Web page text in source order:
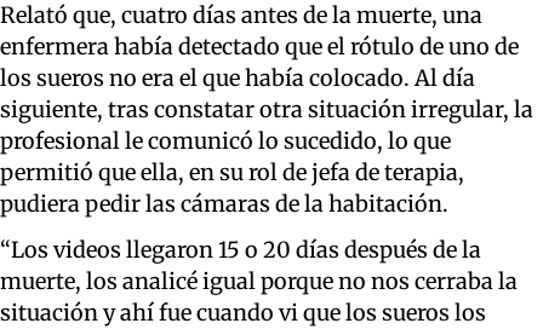
Relató que, cuatro días antes de la muerte, una
enfermera había detectado que el rótulo de uno de
los sueros no era el que había colocado. Al día
siguiente, tras constatar otra situación irregular, la
profesional le comunicó lo sucedido, lo que
permitió que ella, en su rol de jefa de terapia,
pudiera pedir las cámaras de la habitación.
“Los videos llegaron 15 o 20 días después de la
muerte, los analicé igual porque no nos cerraba la
situación y ahí fue cuando vi que los sueros los